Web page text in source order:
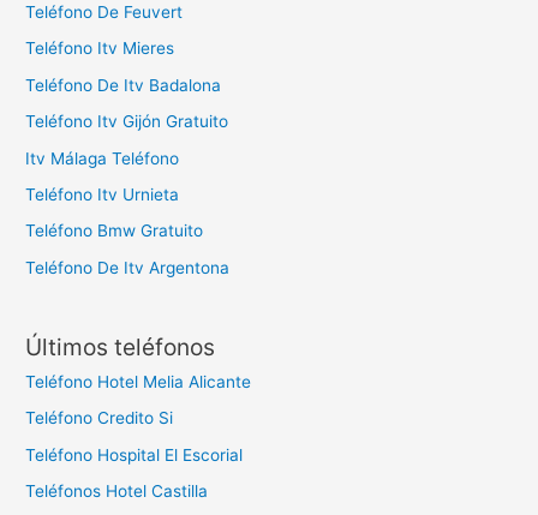
Teléfono De Feuvert
Teléfono Itv Mieres
Teléfono De Itv Badalona
Teléfono Itv Gijón Gratuito
Itv Málaga Teléfono
Teléfono Itv Urnieta
Teléfono Bmw Gratuito
Teléfono De Itv Argentona
Últimos teléfonos
Teléfono Hotel Melia Alicante
Teléfono Credito Si
Teléfono Hospital El Escorial
Teléfonos Hotel Castilla